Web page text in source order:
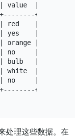
value  |
+
red    |
yes    |
|
no     |
bulb   |
|
no     |
+
处理这些数据。在